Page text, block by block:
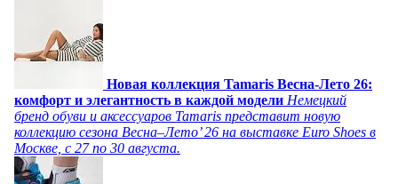
Новая коллекция Tamaris Весна-Лето 26:
комфорт и элегантность в каждой модели Немецкий
бренд обуви и аксессуаров Tamaris представит новую
коллекцию сезона Весна–Лето’ 26 на выставке Euro Shoes в
Москве, с 27 по 30 августа.